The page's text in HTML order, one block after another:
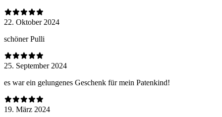
22. Oktober 2024
schöner Pulli
25. September 2024
es war ein gelungenes Geschenk für mein Patenkind!
19. März 2024